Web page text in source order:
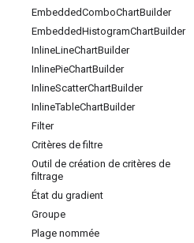
EmbeddedComboChartBuilder
EmbeddedHistogramChartBuilder
InlineLineChartBuilder
InlinePieChartBuilder
InlineScatterChartBuilder
InlineTableChartBuilder
Filter
Critères de filtre
Outil de création de critères de
filtrage
État du gradient
Groupe
Plage nommée